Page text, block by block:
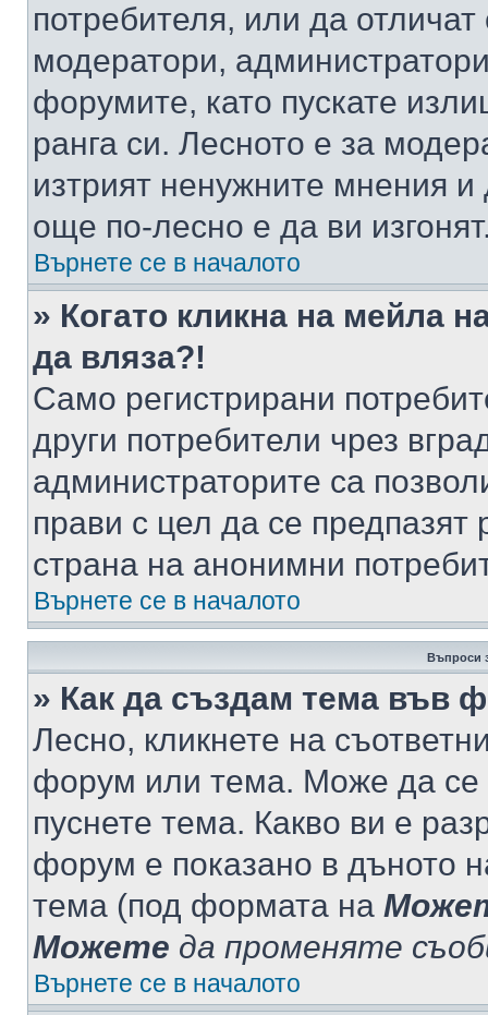
потребителя, или да
модератори,
форумите, като пускате
ранга си. Лесното е за
изтрият ненужните мнения
още по-лесно е да ви
Върнете се в началото
» Когато кликна на мейла
да вляза?!
Само регистрирани
други потребители чрез
администраторите са
прави с цел да се предпазят
страна на анонимни
Върнете се в началото
Въпроси
» Как да създам тема във
Лесно, кликнете на
форум или тема. Може да се
пуснете тема. Какво ви е
форум е показано в дъното
тема (под формата на
Можете да променяте
Върнете се в началото